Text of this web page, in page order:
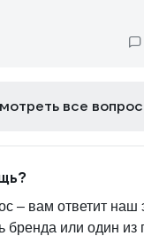
все
– вам ответит наш
бренда или один из